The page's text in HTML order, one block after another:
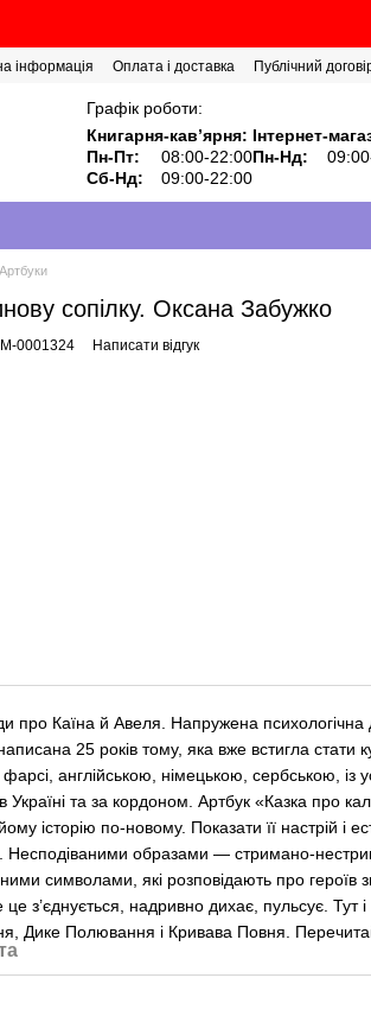
інформація Оплата і доставка
Публічний
Графік роботи:
Книгарня-кавʼярня: Інтернет-
Пн-Пт:
08:00-22:00Пн-Нд:
Сб-Нд:
09:00-22:00
Артбуки
сопілку. Оксана Забужко
0001324 Написати відгук
про Каїна й Авеля. Напружена психологічна
25 років тому, яка вже встигла стати
англійською, німецькою, сербською, із
Україні та за кордоном. Артбук «Казка про
історію по-новому. Показати її настрій і
Несподіваними образами — стримано-
символами, які розповідають про героїв
з’єднується, надривно дихає, пульсує. Тут
Дике Полювання і Кривава Повня.